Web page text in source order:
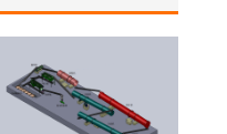
套设备